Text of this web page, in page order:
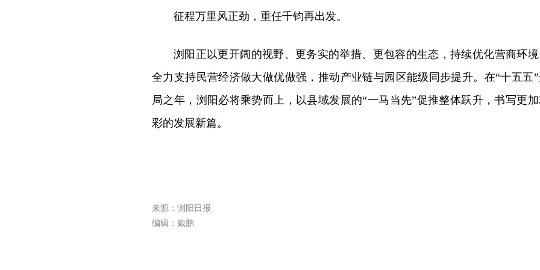
征程万里风正劲，重任千钧再出发。
浏阳正以更开阔的视野、更务实的举措、更包容的生态，持续优化营商环境
全力支持民营经济做大做优做强，推动产业链与园区能级同步提升。在“十五五
局之年，浏阳必将乘势而上，以县域发展的“一马当先”促推整体跃升，书写更
彩的发展新篇。
来源：浏阳日报
编辑：戴鹏